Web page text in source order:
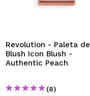
Revolution - Paleta de
Blush Icon Blush -
Authentic Peach
(8)